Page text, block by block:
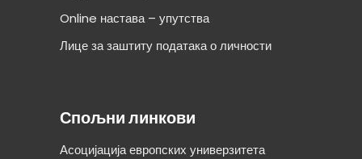
Online настава – упутства
Лице за заштиту података о личности
Спољни линкови
Асоцијација европских универзитета